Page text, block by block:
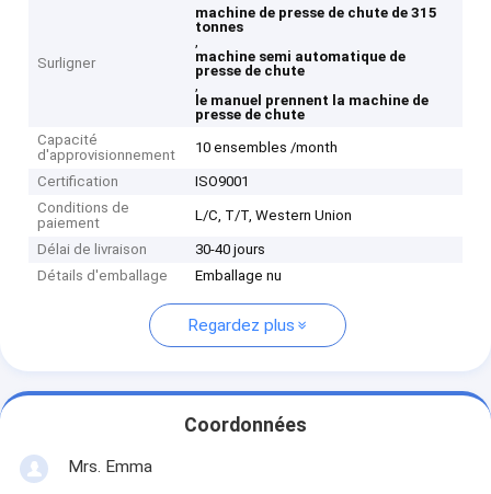
Surligner
machine de presse de chute de 315
tonnes
,
machine semi automatique de
presse de chute
,
le manuel prennent la machine de
presse de chute
Capacité
d'approvisionnement
10 ensembles /month
Certification
ISO9001
Conditions de
paiement
L/C, T/T, Western Union
Délai de livraison
30-40 jours
Détails d'emballage
Emballage nu
Regardez plus
Coordonnées
Mrs. Emma